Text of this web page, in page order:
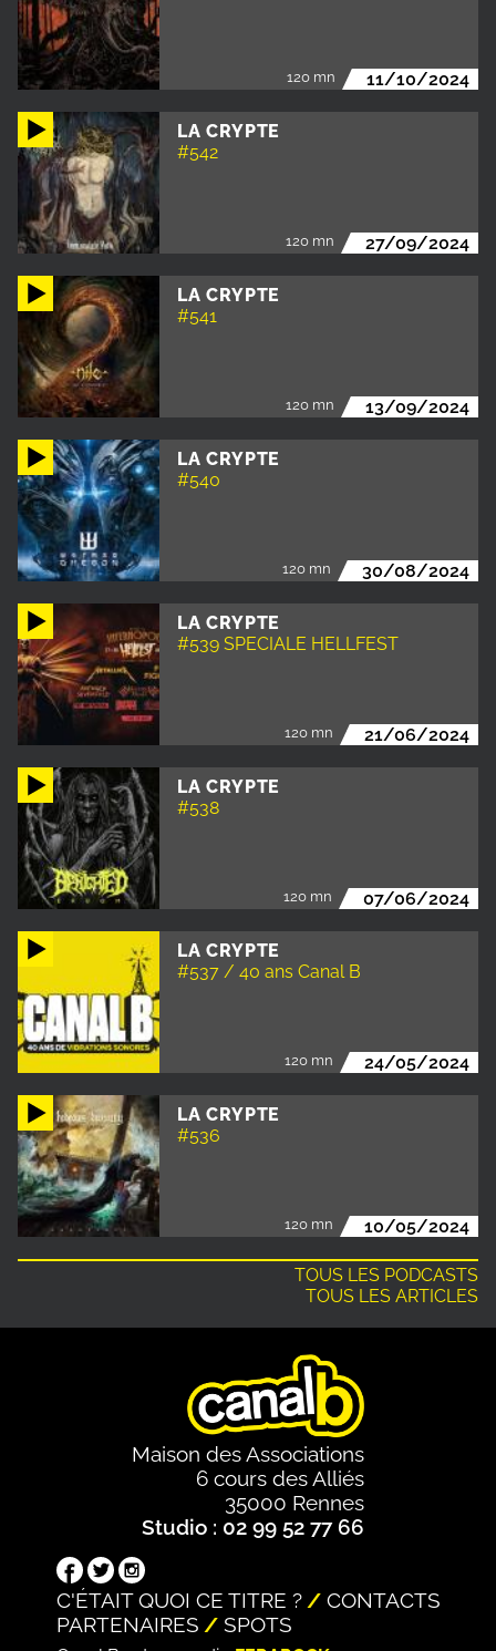
120 mn 11/10/2024
LA CRYPTE
#542
120 mn 27/09/2024
LA CRYPTE
#541
120 mn 13/09/2024
LA CRYPTE
#540
120 mn 30/08/2024
LA CRYPTE
#539 SPECIALE HELLFEST
120 mn 21/06/2024
LA CRYPTE
#538
120 mn 07/06/2024
LA CRYPTE
#537 / 40 ans Canal B
120 mn 24/05/2024
LA CRYPTE
#536
120 mn 10/05/2024
TOUS LES PODCASTS
TOUS LES ARTICLES
Maison des Associations
6 cours des Alliés
35000 Rennes
Studio : 02 99 52 77 66
C'ÉTAIT QUOI CE TITRE ?
CONTACTS
PARTENAIRES
SPOTS